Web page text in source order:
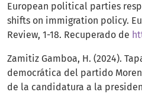
European political parties
shifts on immigration policy.
Review, 1-18. Recuperado de
Zamitiz Gamboa, H. (2024).
democrática del partido
de la candidatura a la